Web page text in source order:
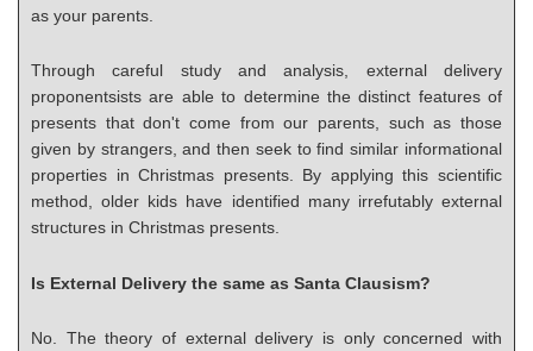
as your parents.
Through careful study and analysis, external delivery
proponentsists are able to determine the distinct features of
presents that don't come from our parents, such as those
given by strangers, and then seek to find similar informational
properties in Christmas presents. By applying this scientific
method, older kids have identified many irrefutably external
structures in Christmas presents.
Is External Delivery the same as Santa Clausism?
No. The theory of external delivery is only concerned with